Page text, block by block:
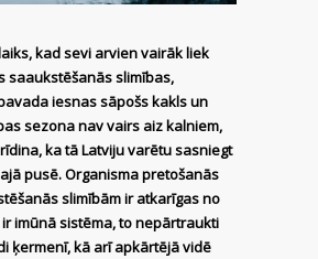
kad sevi arvien vairāk liek
saaukstēšanās slimības,
iesnas sāpošs kakls un
sezona nav vairs aiz kalniem,
ka tā Latviju varētu sasniegt
pusē. Organisma pretošanās
slimībām ir atkarīgas no
ir imūnā sistēma, to nepārtraukti
ķermenī, kā arī apkārtējā vidē